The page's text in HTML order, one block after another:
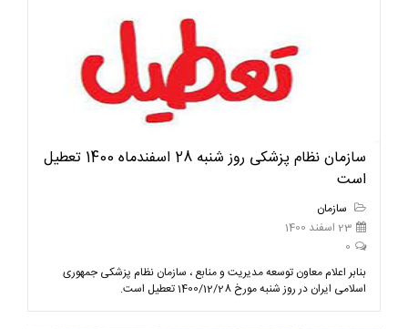
سازمان نظام پزشکی روز شنبه 28 اسفندماه 1400 تعطیل
است
سازمان
23 اسفند 1400
0
بنابر اعلام معاون توسعه مدیریت و منابع ، سازمان نظام پزشکی جمهوری
اسلامی ایران در روز شنبه مورخ 1400/12/28 تعطیل است.